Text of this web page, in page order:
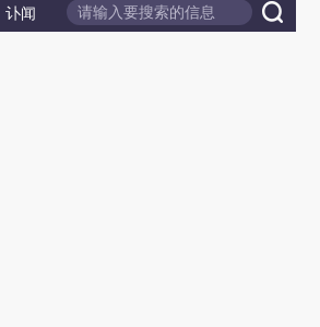
讣闻